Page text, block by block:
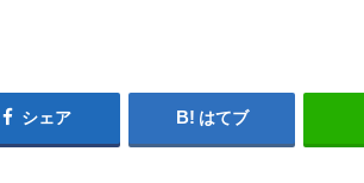
シェア はてブ